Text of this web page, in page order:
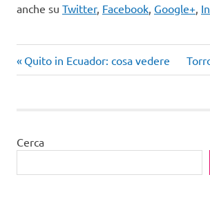
anche su Twitter, Facebook, Google+,
Navigazione
Articolo
precedente:
Quito in Ecuador: cosa vedere
Cerca